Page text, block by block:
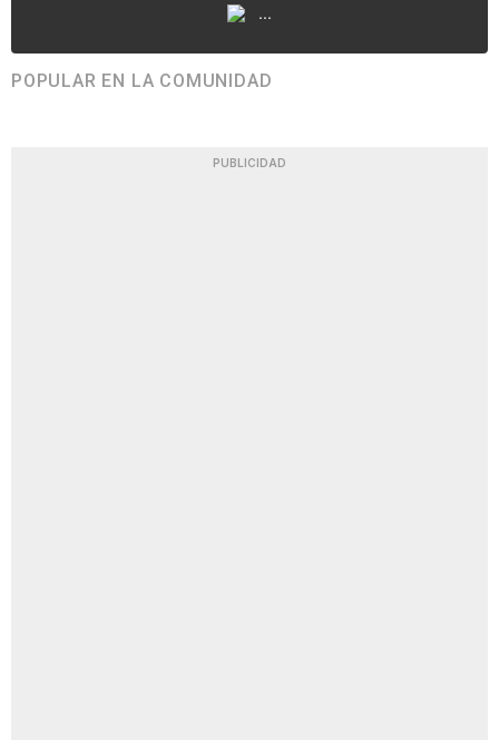
...
POPULAR EN LA COMUNIDAD
PUBLICIDAD